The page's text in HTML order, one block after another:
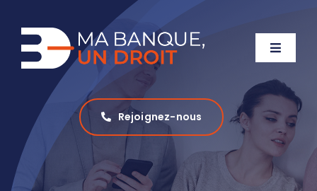
contenu
Toggle
Accueil
A propos
Rejoignez-nous